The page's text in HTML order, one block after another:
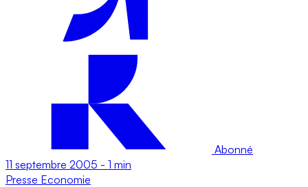
Abonné
11 septembre 2005 - 1 min
Presse Economie